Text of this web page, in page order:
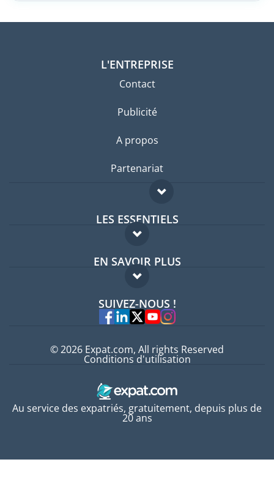
L'ENTREPRISE
Contact
Publicité
A propos
Partenariat
LES ESSENTIELS
Forum expatriés
Guides pays
EN SAVOIR PLUS
FAQ
Experts
SUIVEZ-NOUS !
Au service des expatriés, gratuitement, depuis plus de
20 ans
© 2026 Expat.com, All rights Reserved
Conditions d'utilisation